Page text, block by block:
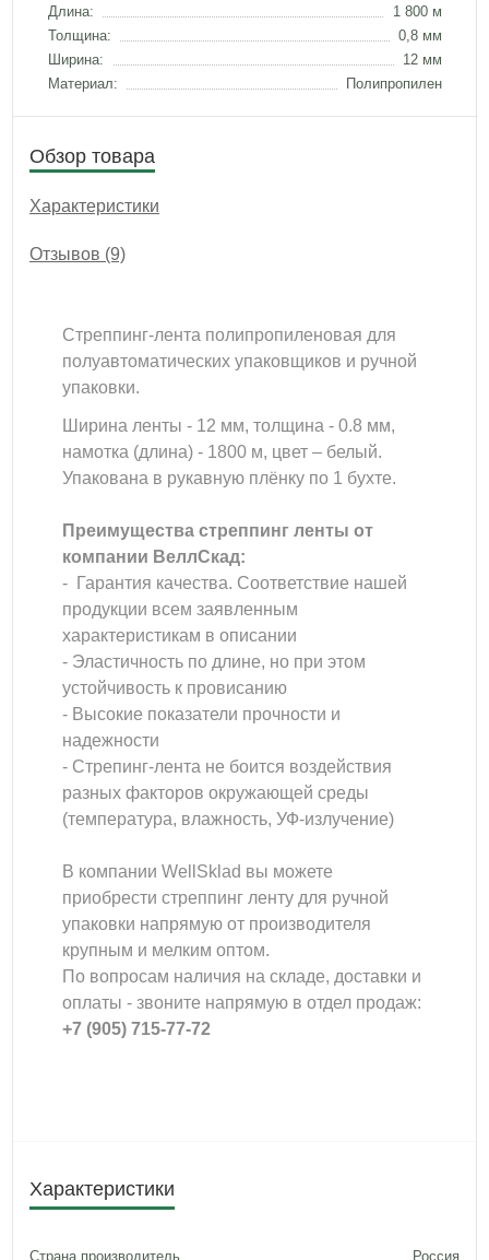
Длина:
1 800 м
Толщина:
0,8 мм
Ширина:
12 мм
Материал:
Полипропилен
Обзор товара
Характеристики
Отзывов (9)
Стреппинг-лента полипропиленовая для
полуавтоматических упаковщиков и ручной
упаковки.
Ширина ленты - 12 мм, толщина - 0.8 мм,
намотка (длина) - 1800 м, цвет – белый.
Упакована в рукавную плёнку по 1 бухте.
Преимущества стреппинг ленты от
компании ВеллСкад:
- Гарантия качества. Соответствие нашей
продукции всем заявленным
характеристикам в описании
- Эластичность по длине, но при этом
устойчивость к провисанию
- Высокие показатели прочности и
надежности
- Стрепинг-лента не боится воздействия
разных факторов окружающей среды
(температура, влажность, УФ-излучение)
В компании WellSklad вы можете
приобрести стреппинг ленту для ручной
упаковки напрямую от производителя
крупным и мелким оптом.
По вопросам наличия на складе, доставки и
оплаты - звоните напрямую в отдел продаж:
+7 (905) 715-77-72
Характеристики
Страна производитель Россия